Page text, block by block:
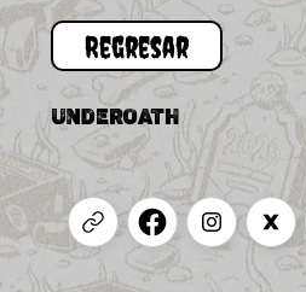
Regresar
UNDEROATH